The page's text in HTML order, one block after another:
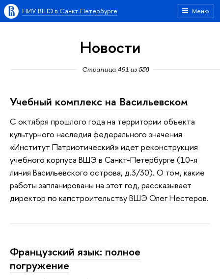
Меню
НИУ ВШЭ в Санкт-Петербурге
Новости
Страница 491 из 558
Учебный комплекс на Васильевском
С октября прошлого года на территории объекта
культурного наследия федерального значения
«Институт Патриотический» идет реконструкция
учебного корпуса ВШЭ в Санкт-Петербурге (10-я
линия Васильевского острова, д.3/30). О том, какие
работы запланированы на этот год, рассказывает
директор по капстроительству ВШЭ Олег Нестеров.
Французский язык: полное
погружение